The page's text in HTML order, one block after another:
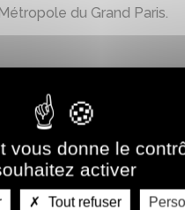
du Grand Paris.
vous donne le
activer
Tout refuser